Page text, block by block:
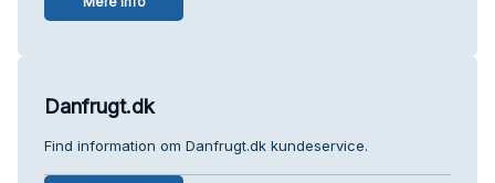
Danfrugt.dk
Find information om Danfrugt.dk kundeservice.